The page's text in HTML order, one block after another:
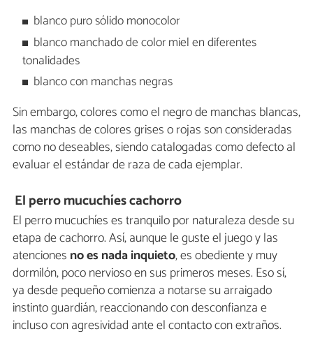
blanco puro sólido monocolor
blanco manchado de color miel en diferentes
tonalidades
blanco con manchas negras
Sin embargo, colores como el negro de manchas blancas,
las manchas de colores grises o rojas son consideradas
como no deseables, siendo catalogadas como defecto al
evaluar el estándar de raza de cada ejemplar.
El perro mucuchíes cachorro
El perro mucuchíes es tranquilo por naturaleza desde su
etapa de cachorro. Así, aunque le guste el juego y las
atenciones no es nada inquieto, es obediente y muy
dormilón, poco nervioso en sus primeros meses. Eso sí,
ya desde pequeño comienza a notarse su arraigado
instinto guardián, reaccionando con desconfianza e
incluso con agresividad ante el contacto con extraños.